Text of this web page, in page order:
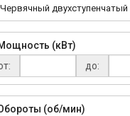
Червячный двухступенчатый
(кВт)
до:
(об/мин)